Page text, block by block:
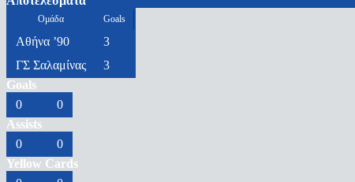
Ομάδα Goals
Αθήνα ’90
3
ΓΣ Σαλαμίνας
3
Goals
0
0
Assists
0
0
Yellow Cards